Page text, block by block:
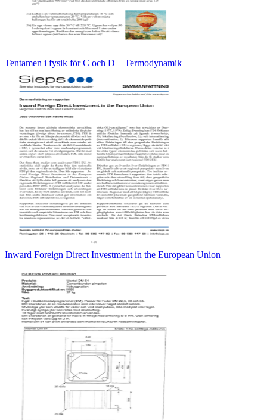
Tentamen i fysik för C och D – Termodynamik
Inward Foreign Direct Investment in the European Union